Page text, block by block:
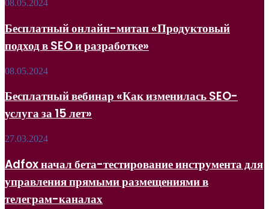
раза
Бесплатный
митап
«Продуктовый
подход
SEO
и
08.05.2024
Бесплатный онлайн-митап «Продуктовый
подход в SEO и разработке»
Бесплатный
«Как
изменилась
SEO-
за
08.05.2024
Бесплатный вебинар «Как изменилась SEO-
услуга за 15 лет»
Adfox
бета-
тестирование
инструмента
управления
27.03.2024
Adfox начал бета-тестирование инструмента для
управления прямыми размещениями в
телеграм-каналах